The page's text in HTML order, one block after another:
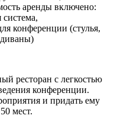
аренды включено:
система,
конференции (стулья,
ресторан с легкостью
конференции.
и придать ему
мест.